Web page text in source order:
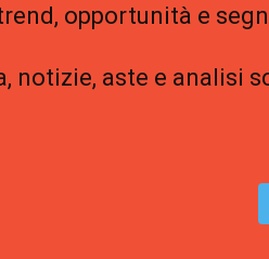
opportunità e
notizie, aste e analisi